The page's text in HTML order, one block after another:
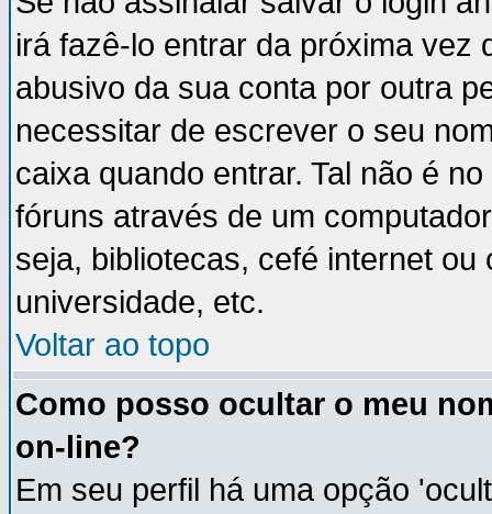
irá fazê-lo entrar da próxima vez
abusivo da sua conta por outra
necessitar de escrever o seu
caixa quando entrar. Tal não é
fóruns através de um
seja, bibliotecas, cefé internet
universidade, etc.
Voltar ao topo
Como posso ocultar o meu
on-line?
Em seu perfil há uma opção